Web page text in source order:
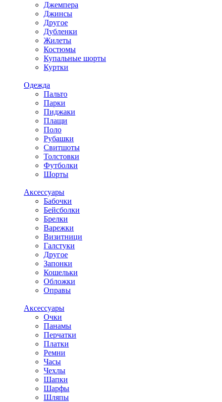
Джемпера
Джинсы
Другое
Дубленки
Жилеты
Костюмы
Купальные шорты
Куртки
Одежда
Пальто
Парки
Пиджаки
Плащи
Поло
Рубашки
Свитшоты
Толстовки
Футболки
Шорты
Аксессуары
Бабочки
Бейсболки
Брелки
Варежки
Визитници
Галстуки
Другое
Запонки
Кошельки
Обложки
Оправы
Аксессуары
Очки
Панамы
Перчатки
Платки
Ремни
Часы
Чехлы
Шапки
Шарфы
Шляпы